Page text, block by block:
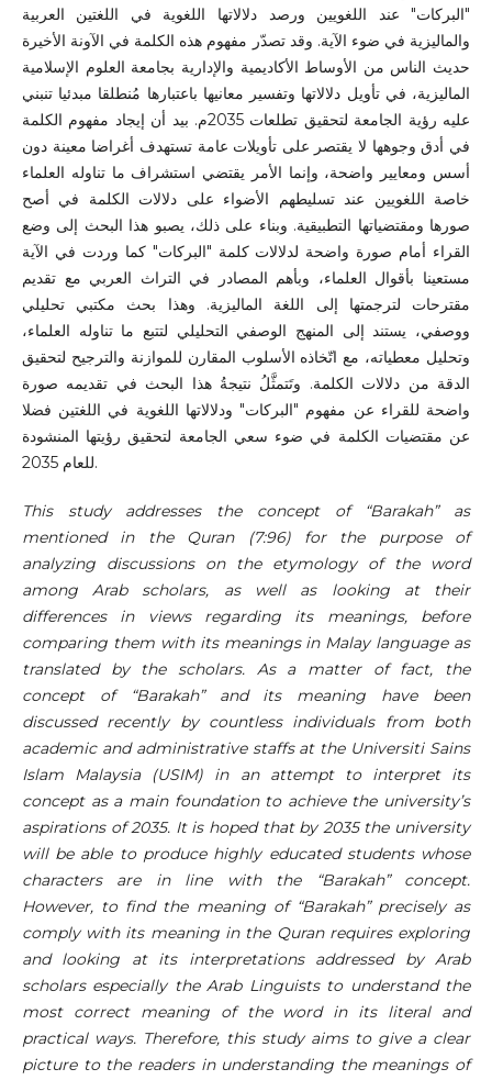
"البركات" عند اللغويين ورصد دلالاتها اللغوية في اللغتين العربية
والماليزية في ضوء الآية. وقد تصدّر مفهوم هذه الكلمة في الآونة الأخيرة
حديث الناس من الأوساط الأكاديمية والإدارية بجامعة العلوم الإسلامية
الماليزية، في تأويل دلالاتها وتفسير معانيها باعتبارها مُنطلقا مبدئيا تنبني
عليه رؤية الجامعة لتحقيق تطلعات 2035م. بيد أن إيجاد مفهوم الكلمة
في أدق وجوهها لا يقتصر على تأويلات عامة تستهدف أغراضا معينة دون
أسس ومعايير واضحة، وإنما الأمر يقتضي استشراف ما تناوله العلماء
خاصة اللغويين عند تسليطهم الأضواء على دلالات الكلمة في أصح
صورها ومقتضياتها التطبيقية. وبناء على ذلك، يصبو هذا البحث إلى وضع
القراء أمام صورة واضحة لدلالات كلمة "البركات" كما وردت في الآية
مستعينا بأقوال العلماء، وبأهم المصادر في التراث العربي مع تقديم
مقترحات لترجمتها إلى اللغة الماليزية. وهذا بحث مكتبي تحليلي
ووصفي، يستند إلى المنهج الوصفي التحليلي لتتبع ما تناوله العلماء،
وتحليل معطياته، مع اتّخاذه الأسلوب المقارن للموازنة والترجيح لتحقيق
الدقة من دلالات الكلمة. وتَتمثَّلُ نتيجةُ هذا البحث في تقديمه صورة
واضحة للقراء عن مفهوم "البركات" ودلالاتها اللغوية في اللغتين فضلا
عن مقتضيات الكلمة في ضوء سعي الجامعة لتحقيق رؤيتها المنشودة
للعام 2035.
This study addresses the concept of “Barakah” as
mentioned in the Quran (7:96) for the purpose of
analyzing discussions on the etymology of the word
among Arab scholars, as well as looking at their
differences in views regarding its meanings, before
comparing them with its meanings in Malay language as
translated by the scholars. As a matter of fact, the
concept of “Barakah” and its meaning have been
discussed recently by countless individuals from both
academic and administrative staffs at the Universiti Sains
Islam Malaysia (USIM) in an attempt to interpret its
concept as a main foundation to achieve the university’s
aspirations of 2035. It is hoped that by 2035 the university
will be able to produce highly educated students whose
characters are in line with the “Barakah” concept.
However, to find the meaning of “Barakah” precisely as
comply with its meaning in the Quran requires exploring
and looking at its interpretations addressed by Arab
scholars especially the Arab Linguists to understand the
most correct meaning of the word in its literal and
practical ways. Therefore, this study aims to give a clear
picture to the readers in understanding the meanings of